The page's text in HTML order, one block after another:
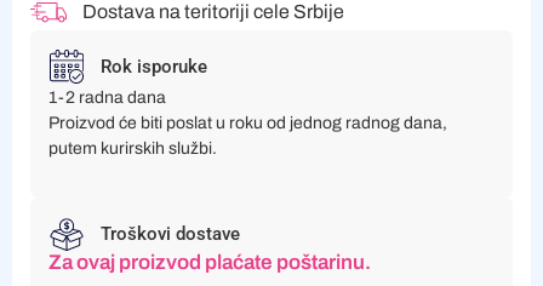
Dostava na teritoriji cele Srbije
Rok isporuke
1-2 radna dana
Proizvod će biti poslat u roku od jednog radnog dana,
putem kurirskih službi.
Troškovi dostave
Za ovaj proizvod plaćate poštarinu.